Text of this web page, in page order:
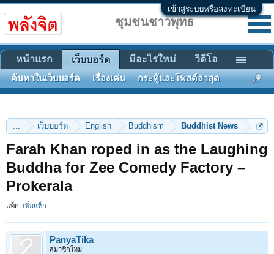
เข้าสู่ระบบหรือลงทะเบียน
... เว็บบอร์ด English Buddhism Buddhist News
Farah Khan roped in as the Laughing
Buddha for Zee Comedy Factory –
Prokerala
แท็ก: เพิ่มแท็ก
PanyaTika
สมาชิกใหม่
ชุมชนชาวพุทธ
หน้าแรก เว็บบอร์ด
ค้นหาในเว็บบอร์ด เรื่องเด่น กระทู้และโพสต์ล่าสุด
มีอะไรใหม่ วิดีโอ